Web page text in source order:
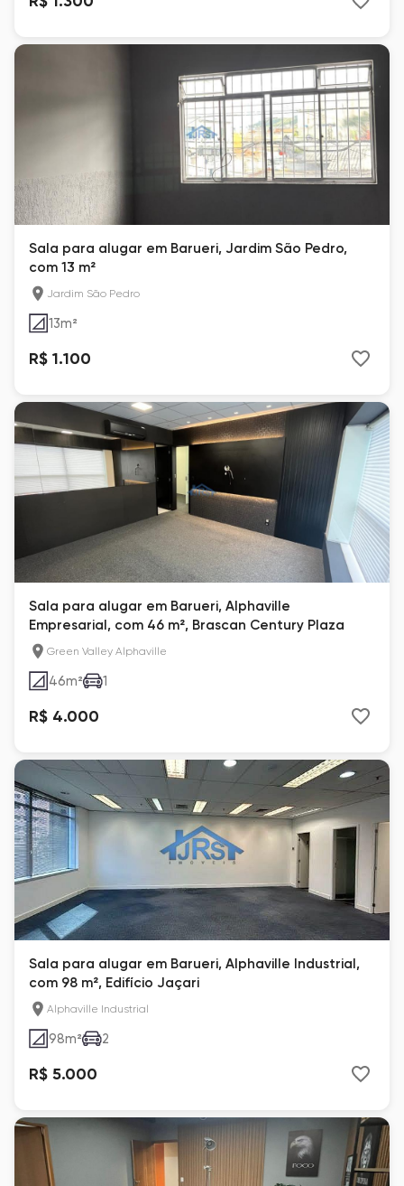
Sala para alugar em Barueri, Jardim São Pedro,
com 13 m²
Jardim São Pedro
13m²
R$ 1.100
Sala para alugar em Barueri, Alphaville
Empresarial, com 46 m², Brascan Century Plaza
Green Valley Alphaville
46m² 1
R$ 4.000
Sala para alugar em Barueri, Alphaville Industrial,
com 98 m², Edifício Jaçari
Alphaville Industrial
98m² 2
R$ 5.000